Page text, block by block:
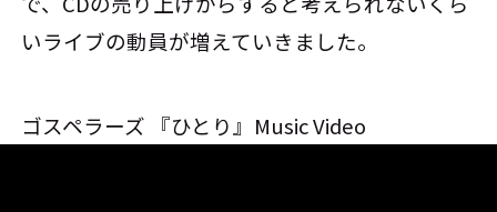
いライブの動員が増えていきました。
ゴスペラーズ 『ひとり』Music Video